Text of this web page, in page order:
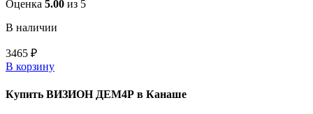
Оценка 5.00 из 5
В наличии
3465 ₽
В корзину
Купить ВИЗИОН ДЕМ4Р в Канаше